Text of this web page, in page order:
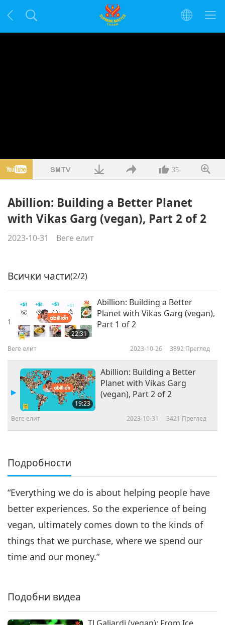
35
Abillion: Building a Better Planet
with Vikas Garg (vegan), Part 2 of 2
2023-10-31 Веге елит
Всички части(2/2)
1
22:31
Abillion: Building a Better
Planet with Vikas Garg (vegan),
Part 1 of 2
Веге елит 2023-10-26 3892 Преглед
19:23
Abillion: Building a Better
Planet with Vikas Garg
(vegan), Part 2 of 2
Веге елит 2023-10-31 3421 Преглед
Подробности
“Everything we do is about helping people have
better experiences. So the experience of being
vegan, ultimately comes down to the kinds of
things that we purchase, where we spend our
time and our money.”
Подобни видеа